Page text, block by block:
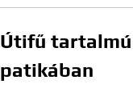
Útifű
patikában